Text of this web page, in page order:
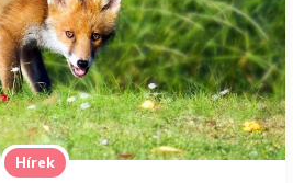
Hírek